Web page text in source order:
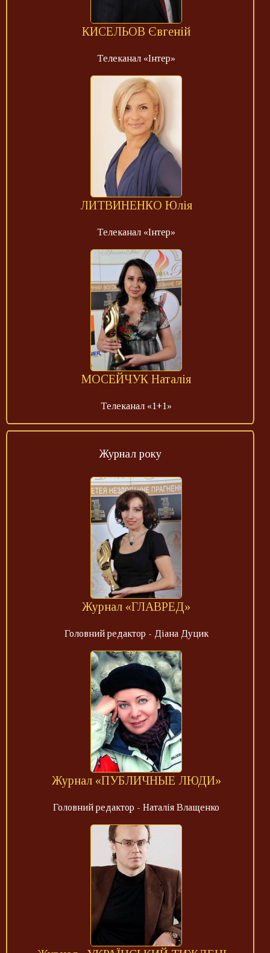
КИСЕЛЬОВ Євгеній
Телеканал «Інтер»
ЛИТВИНЕНКО Юлія
Телеканал «Інтер»
МОСЕЙЧУК Наталія
Телеканал «1+1»
Журнал року
Журнал «ГЛАВРЕД»
Головний редактор - Діана Дуцик
Журнал «ПУБЛИЧНЫЕ ЛЮДИ»
Головний редактор - Наталія Влащенко